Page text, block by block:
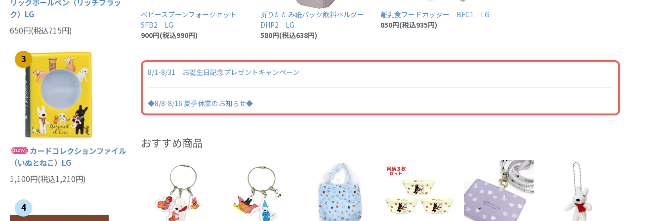
ク）LG
650円(税込715円)
3
カードコレクションファイル
（いぬとねこ）LG
1,100円(税込1,210円)
4
ベビースプーンフォークセット
SFB2 LG
900円(税込990円)
折りたたみ紙パック飲料ホルダー
DHP2 LG
580円(税込638円)
離乳食フードカッター BFC1 LG
850円(税込935円)
8/1-8/31 お誕生日記念プレゼントキャンペーン
◆8/8-8/16 夏季休業のお知らせ◆
おすすめ商品